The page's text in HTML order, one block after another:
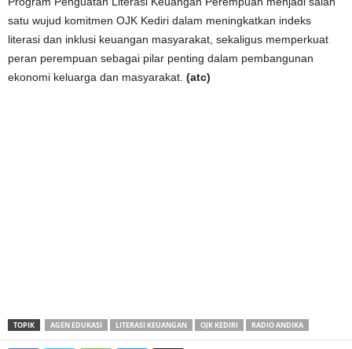
satu wujud komitmen OJK Kediri dalam meningkatkan indeks
literasi dan inklusi keuangan masyarakat, sekaligus memperkuat
peran perempuan sebagai pilar penting dalam pembangunan
ekonomi keluarga dan masyarakat. (atc)
TOPIK AGEN EDUKASI LITERASI KEUANGAN OJK KEDIRI RADIO ANDIKA